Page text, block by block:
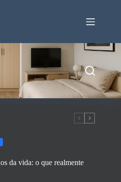
da vida: o que realmente